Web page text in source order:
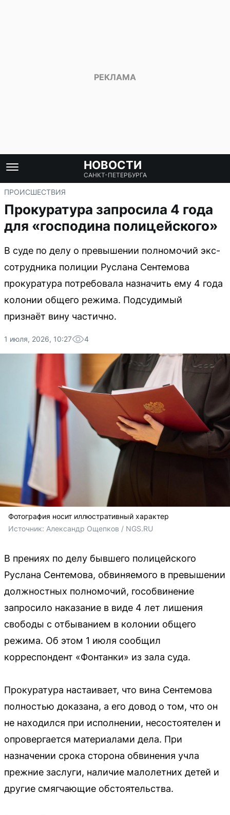
НОВОСТИ
САНКТ-ПЕТЕРБУРГА
ПРОИСШЕСТВИЯ
Прокуратура запросила 4 года
для «господина полицейского»
В суде по делу о превышении полномочий экс-
сотрудника полиции Руслана Сентемова
прокуратура потребовала назначить ему 4 года
колонии общего режима. Подсудимый
признаёт вину частично.
1 июля, 2026, 10:27 4
Фотография носит иллюстративный характер
Источник: Александр Ощепков / NGS.RU
В прениях по делу бывшего полицейского
Руслана Сентемова, обвиняемого в превышении
должностных полномочий, гособвинение
запросило наказание в виде 4 лет лишения
свободы с отбыванием в колонии общего
режима. Об этом 1 июля сообщил
корреспондент «Фонтанки» из зала суда.
Прокуратура настаивает, что вина Сентемова
полностью доказана, а его довод о том, что он
не находился при исполнении, несостоятелен и
опровергается материалами дела. При
назначении срока сторона обвинения учла
прежние заслуги, наличие малолетних детей и
другие смягчающие обстоятельства.